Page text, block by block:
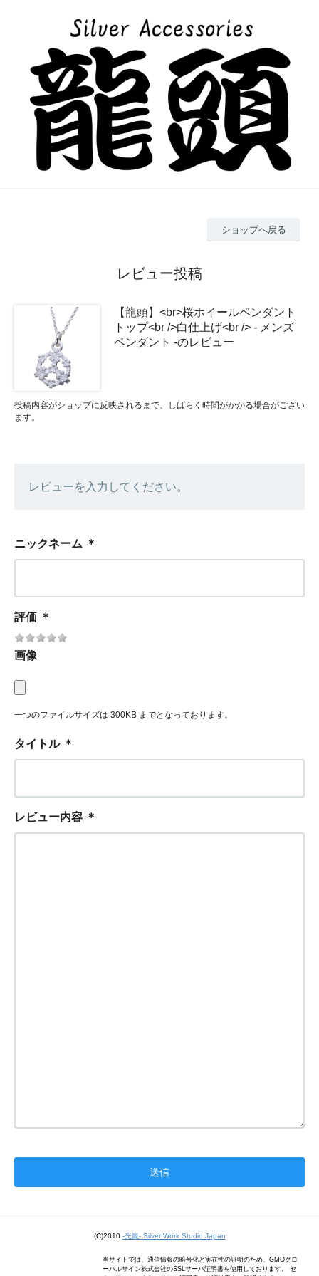
ショップへ戻る
レビュー投稿
【龍頭】<br>桜ホイールペンダント
トップ<br />白仕上げ<br /> - メンズ
ペンダント -のレビュー
投稿内容がショップに反映されるまで、しばらく時間がかかる場合がござい
ます。
レビューを入力してください。
ニックネーム ＊
評価 ＊
画像
一つのファイルサイズは 300KB までとなっております。
タイトル ＊
レビュー内容 ＊
(C)2010 -光嵐- Silver Work Studio Japan
当サイトでは、通信情報の暗号化と実在性の証明のため、GMOグロ
ーバルサイン株式会社のSSLサーバ証明書を使用しております。 セ